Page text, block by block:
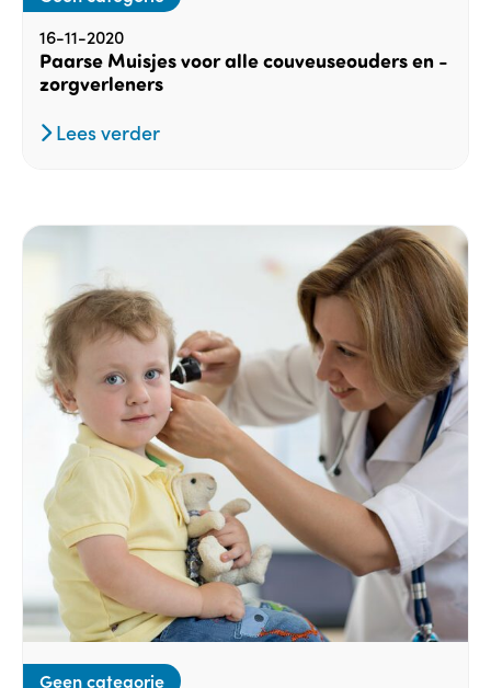
16-11-2020
Paarse Muisjes voor alle couveuseouders en -
zorgverleners
Lees verder
Geen categorie